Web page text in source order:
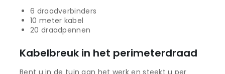
6 draadverbinders
10 meter kabel
20 draadpennen
Kabelbreuk in het perimeterdraad
Bent u in de tuin aan het werk en steekt u per